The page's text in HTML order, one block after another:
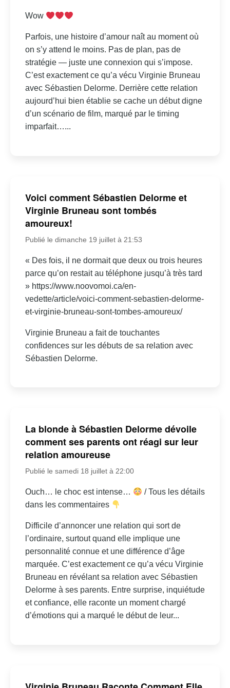
Wow
Parfois, une histoire d’amour naît au moment où
on s’y attend le moins. Pas de plan, pas de
stratégie — juste une connexion qui s’impose.
C’est exactement ce qu’a vécu Virginie Bruneau
avec Sébastien Delorme. Derrière cette relation
aujourd’hui bien établie se cache un début digne
d’un scénario de film, marqué par le timing
imparfait…...
Voici comment Sébastien Delorme et
Virginie Bruneau sont tombés
amoureux!
Publié le dimanche 19 juillet à 21:53
« Des fois, il ne dormait que deux ou trois heures
parce qu’on restait au téléphone jusqu’à très tard
» https://www.noovomoi.ca/en-
vedette/article/voici-comment-sebastien-delorme-
et-virginie-bruneau-sont-tombes-amoureux/
Virginie Bruneau a fait de touchantes
confidences sur les débuts de sa relation avec
Sébastien Delorme.
La blonde à Sébastien Delorme dévoile
comment ses parents ont réagi sur leur
relation amoureuse
Publié le samedi 18 juillet à 22:00
Ouch… le choc est intense…
/ Tous les détails
dans les commentaires
Difficile d’annoncer une relation qui sort de
l’ordinaire, surtout quand elle implique une
personnalité connue et une différence d’âge
marquée. C’est exactement ce qu’a vécu Virginie
Bruneau en révélant sa relation avec Sébastien
Delorme à ses parents. Entre surprise, inquiétude
et confiance, elle raconte un moment chargé
d’émotions qui a marqué le début de leur...